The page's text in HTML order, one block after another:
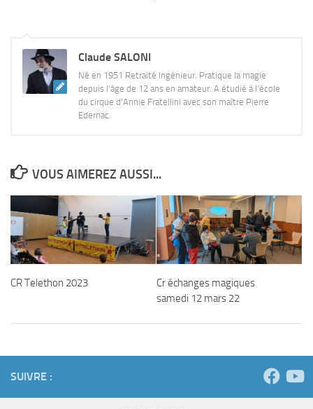
Claude SALONI
Né en 1951 Retraité Ingénieur. Pratique la magie
depuis l'âge de 12 ans en amateur. A étudié à l'école
du cirque d'Annie Fratellini avec son maître Pierre
Edernac.
VOUS AIMEREZ AUSSI...
CR Telethon 2023
Cr échanges magiques
samedi 12 mars 22
SUIVRE :